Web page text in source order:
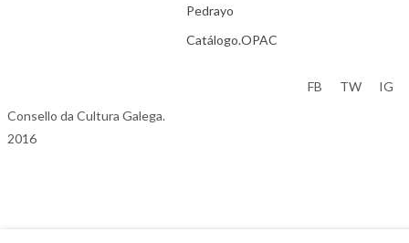
Pedrayo
Catálogo.OPAC
Consello da Cultura Galega.
2016
FB TW IG